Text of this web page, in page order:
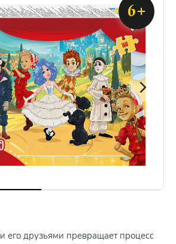
6+
и его друзьями превращает процесс